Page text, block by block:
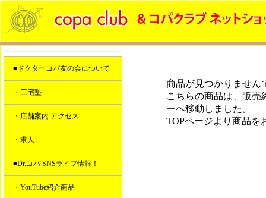
■ドクターコパ友の会について
・三宅塾
・店舗案内 アクセス
・求人
■Dr.コパ SNSライブ情報！
・YouTube紹介商品
商品が見つかりません
こちらの商品は、販売
ーへ移動しました。
TOPページより商品を